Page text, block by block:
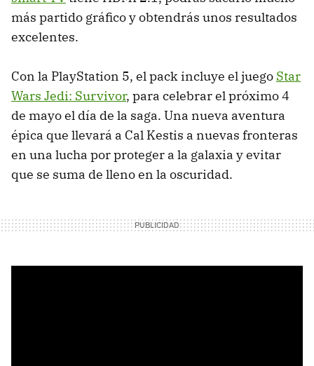
más partido gráfico y obtendrás unos resultados
excelentes.
Con la PlayStation 5, el pack incluye el juego Star
Wars Jedi: Survivor, para celebrar el próximo 4
de mayo el día de la saga. Una nueva aventura
épica que llevará a Cal Kestis a nuevas fronteras
en una lucha por proteger a la galaxia y evitar
que se suma de lleno en la oscuridad.